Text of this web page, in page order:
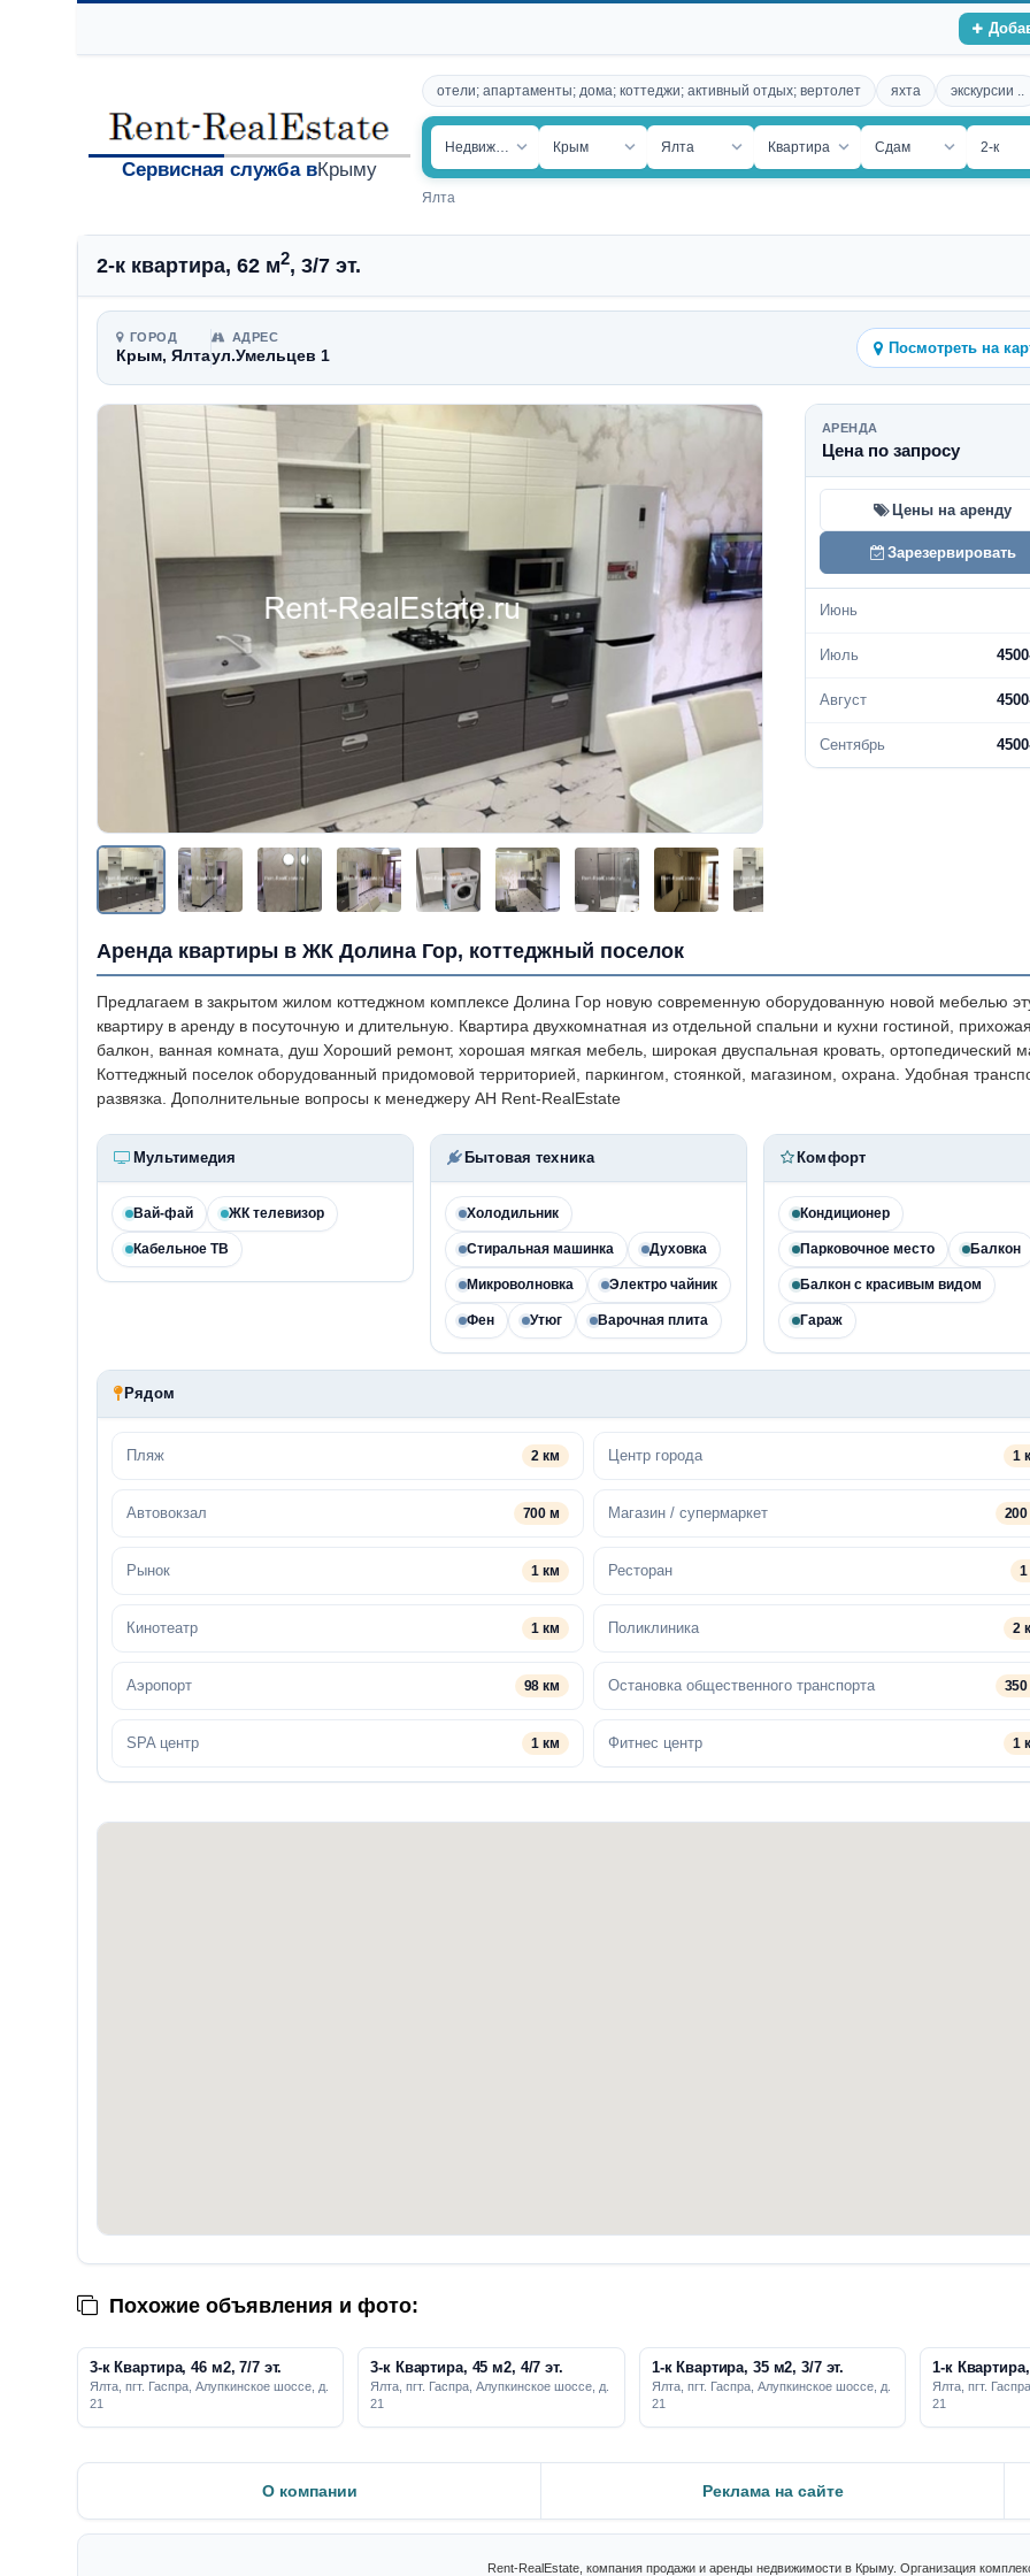
Сервисная служба вКрыму
отели; апартаменты; дома; коттеджи; активный отдых; вертолет яхта экскурсии ..
Недвижимость Крым Ялта Квартира Сдам 2-к
Ялта
2-к квартира, 62 м2, 3/7 эт.
ГОРОД
Крым, Ялта
АДРЕС
ул.Умельцев 1 Посмотреть на
АРЕНДА
Цена по запросу
Цены на аренду
Зарезервировать
Июнь
Июль
Август
Сентябрь
Аренда квартиры в ЖК Долина Гор, коттеджный поселок
Предлагаем в закрытом жилом коттеджном комплексе Долина Гор новую современную оборудованную новой мебелью
квартиру в аренду в посуточную и длительную. Квартира двухкомнатная из отдельной спальни и кухни гостиной, прихожая,
балкон, ванная комната, душ Хороший ремонт, хорошая мягкая мебель, широкая двуспальная кровать, ортопедический
Коттеджный поселок оборудованный придомовой территорией, паркингом, стоянкой, магазином, охрана. Удобная
развязка. Дополнительные вопросы к менеджеру АН Rent-RealEstate
Мультимедия
Вай-фай ЖК телевизор
Кабельное ТВ
Бытовая техника
Холодильник
Стиральная машинка Духовка
Микроволновка Электро чайник
Фен Утюг Варочная плита
Комфорт
Кондиционер
Парковочное место Балкон
Балкон с красивым видом
Гараж
Рядом
Пляж 2 км Центр города 1
Автовокзал 700 м Магазин / супермаркет
Рынок 1 км Ресторан
Кинотеатр 1 км Поликлиника 2
Аэропорт 98 км Остановка общественного транспорта
SPA центр 1 км Фитнес центр 1
Похожие объявления и фото:
3-к Квартира, 46 м2, 7/7 эт.
Ялта, пгт. Гаспра, Алупкинское шоссе, д.
21
3-к Квартира, 45 м2, 4/7 эт.
Ялта, пгт. Гаспра, Алупкинское шоссе, д.
21
1-к Квартира, 35 м2, 3/7 эт.
Ялта, пгт. Гаспра, Алупкинское шоссе, д.
21
1-к
Ялта, пгт.
21
О компании Реклама на сайте
Rent-RealEstate, компания продажи и аренды недвижимости в Крыму. Организация